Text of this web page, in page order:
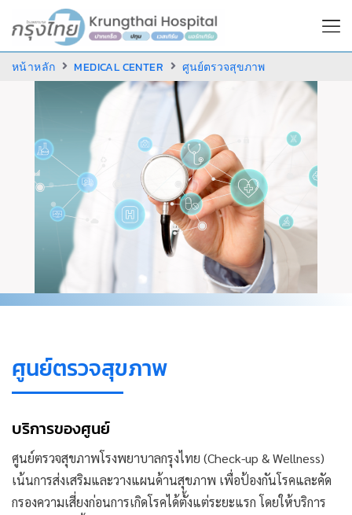
หน้าหลัก MEDICAL CENTER ศูนย์ตรวจสุขภาพ
ศูนย์ตรวจสุขภาพ
บริการของศูนย์
ศูนย์ตรวจสุขภาพโรงพยาบาลกรุงไทย (Check-up & Wellness)
เน้นการส่งเสริมและวางแผนด้านสุขภาพ เพื่อป้องกันโรคและคัด
กรองความเสี่ยงก่อนการเกิดโรคได้ตั้งแต่ระยะแรก โดยให้บริการ